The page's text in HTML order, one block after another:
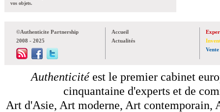
vos objets.
©Authenticite Partnership
2008 - 2025
Accueil
Actualités
Vente
Authenticitéest le premier cabinet
cinquantaine d'experts et de
Art d'Asie, Art moderne, Art contemporain,